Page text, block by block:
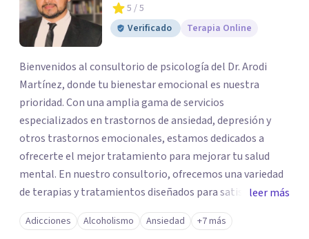
5 / 5
Verificado
Terapia Online
Bienvenidos al consultorio de psicología del Dr. Arodi
Martínez, donde tu bienestar emocional es nuestra
prioridad. Con una amplia gama de servicios
especializados en trastornos de ansiedad, depresión y
otros trastornos emocionales, estamos dedicados a
ofrecerte el mejor tratamiento para mejorar tu salud
mental. En nuestro consultorio, ofrecemos una variedad
de terapias y tratamientos diseñados para satisfacer tus
necesidades específicas: Terapia para Trastornos de
Ansiedad y Depresión: Somos expertos en el tratamiento
leer más
Adicciones Alcoholismo Ansiedad +7 más